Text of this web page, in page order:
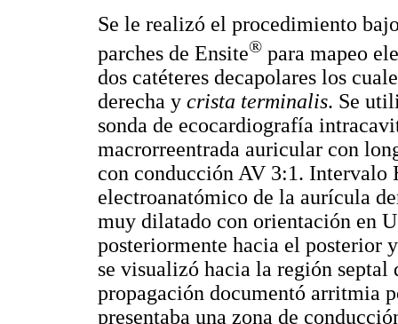
Se le realizó el procedimiento
parches de Ensite® para mapeo
dos catéteres decapolares los
derecha y crista terminalis. Se
sonda de ecocardiografía
macrorreentrada auricular con
con conducción AV 3:1. Intervalo
electroanatómico de la aurícula
muy dilatado con orientación en
posteriormente hacia el posterior
se visualizó hacia la región
propagación documentó arritmia
presentaba una zona de